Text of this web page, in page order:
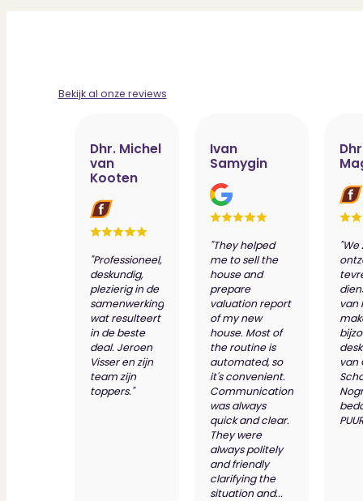
Bekijk al onze reviews
Dhr. Michel
van
Kooten
"Professioneel,
deskundig,
plezierig in de
samenwerking
wat resulteert
in de beste
deal. Jeroen
Visser en zijn
team zijn
toppers."
Ivan
Samygin
"They helped
me to sell the
house and
prepare
valuation report
of my new
house. Most of
the routine is
automated, so
it's convenient.
Communication
was always
quick and clear.
They were
always politely
and friendly
clarifying the
situation and...
"We
van
van